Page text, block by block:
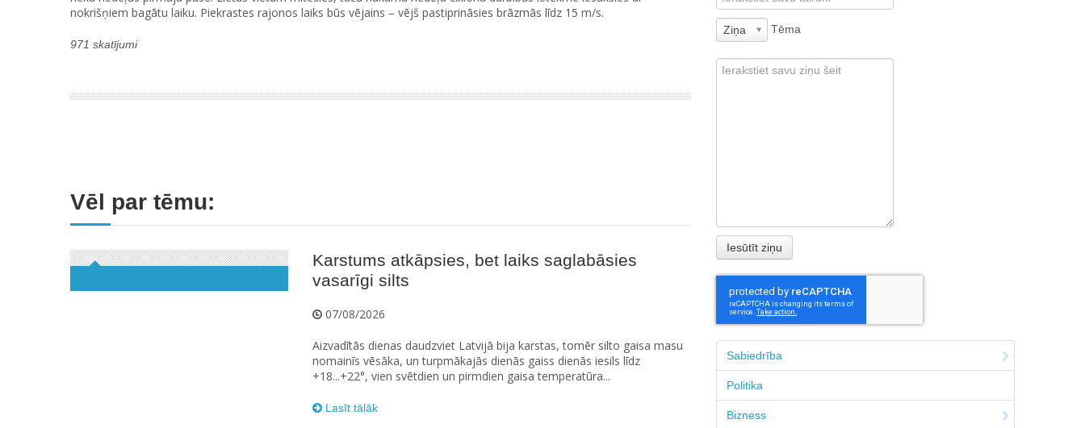
nokrišņiem bagātu laiku. Piekrastes rajonos laiks būs vējains – vējš pastiprināsies brāzmās līdz 15 m/s.
971 skatījumi
Vēl par tēmu:
Karstums atkāpsies, bet laiks saglabāsies
vasarīgi silts
07/08/2026
Aizvadītās dienas daudzviet Latvijā bija karstas, tomēr silto gaisa masu
nomainīs vēsāka, un turpmākajās dienās gaiss dienās iesils līdz
+18...+22°, vien svētdien un pirmdien gaisa temperatūra...
Lasīt tālāk
Ziņa Tēma
Sabiedrība
Politika
Bizness